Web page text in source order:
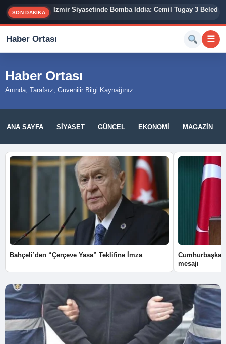
SON DAKİKA İzmir Siyasetinde Bomba İddia: Cemil Tugay 3
Haber Ortası ☰
Haber Ortası
Anında, Tarafsız, Güvenilir Bilgi Kaynağınız
ANA SAYFA SIYASET GÜNCEL EKONOMI MAGAZIN
Bahçeli’den “Çerçeve Yasa” Teklifine İmza
mesajı